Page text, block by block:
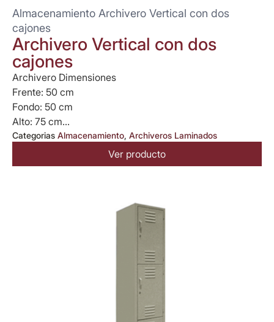
Almacenamiento Archivero Vertical con dos
cajones
Archivero Vertical con dos
cajones
Archivero Dimensiones
Frente: 50 cm
Fondo: 50 cm
Alto: 75 cm...
Categorias Almacenamiento, Archiveros Laminados
Ver producto